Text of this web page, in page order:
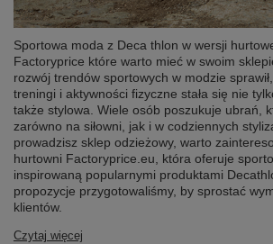
Sportowa moda z Deca thlon w wersji
Factoryprice które warto mieć w swoim
rozwój trendów sportowych w modzie
treningi i aktywności fizyczne stała się nie
także stylowa. Wiele osób poszukuje ubrań,
zarówno na siłowni, jak i w codziennych
prowadzisz sklep odzieżowy, warto
hurtowni Factoryprice.eu, która oferuje
inspirowaną popularnymi produktami
propozycje przygotowaliśmy, by sprostać
klientów.
Czytaj więcej